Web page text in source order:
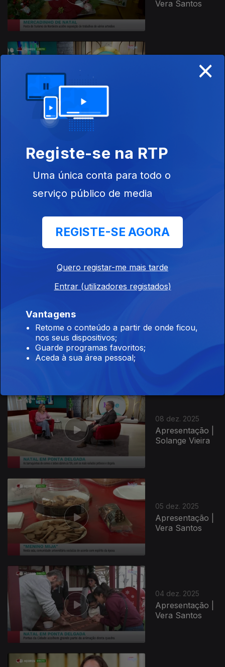
Vera Santos
Apresentação |
12 dez. 2025
Solange Vieira
10 dez. 2025
Solange Vieira
09 dez. 2025
08 dez. 2025
Apresentação |
Solange Vieira
05 dez. 2025
Apresentação |
Vera Santos
04 dez. 2025
Apresentação |
Vera Santos
×
Registe-se na RTP
Uma única conta para todo o
serviço público de media
REGISTE-SE AGORA
Quero registar-me mais tarde
Entrar (utilizadores registados)
Vantagens
Retome o conteúdo a partir de onde ficou,
nos seus dispositivos;
Guarde programas favoritos;
Aceda à sua área pessoal;